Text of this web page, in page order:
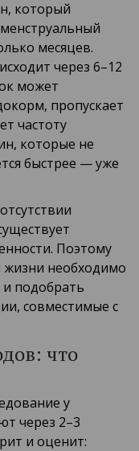
который
месяцев.
через 6–12
может
пропускает
частоту
которые не
быстрее — уже
Поэтому
необходимо
и подобрать
совместимые с
что
у
через 2–3
и оценит: